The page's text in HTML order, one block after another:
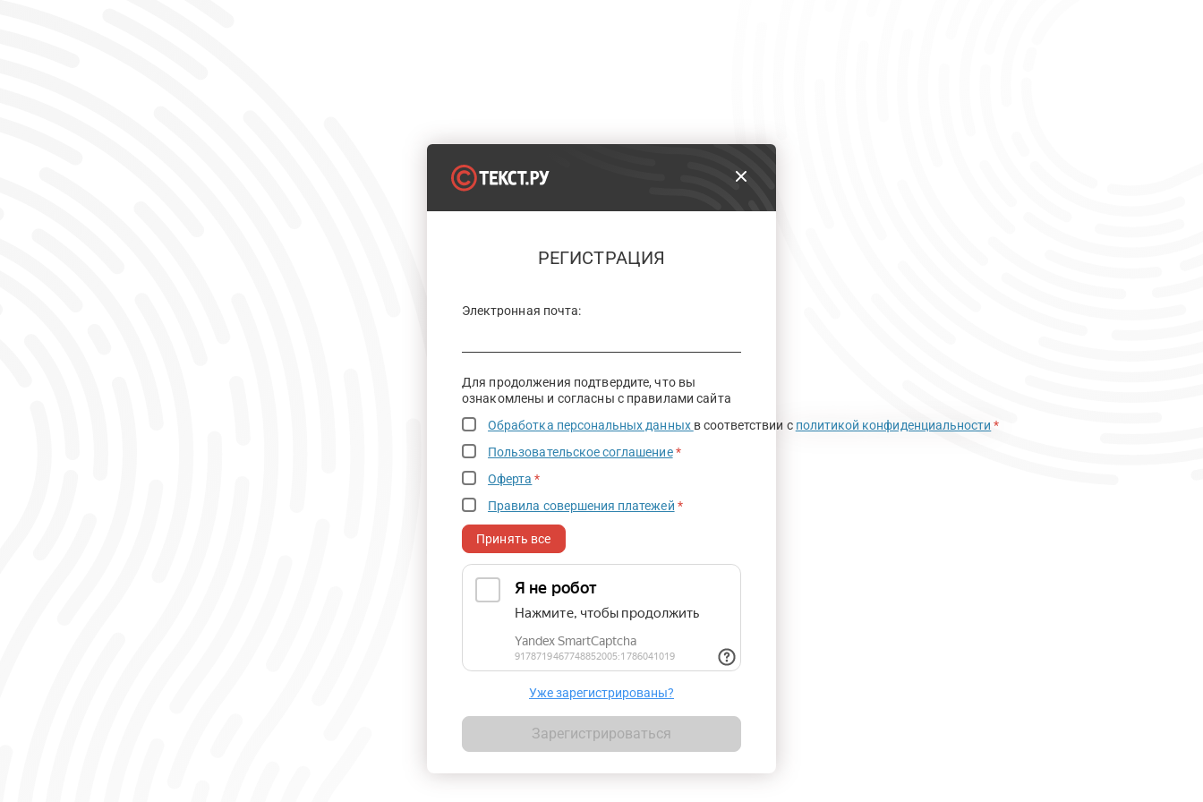
РЕГИСТРАЦИЯ
Электронная почта:
Для продолжения подтвердите, что вы
ознакомлены и согласны с правилами сайта
Обработка персональных данных в соответствии с политикой конфиденциальности *
Пользовательское соглашение *
Оферта *
Правила совершения платежей *
Принять все
Уже зарегистрированы?
Зарегистрироваться